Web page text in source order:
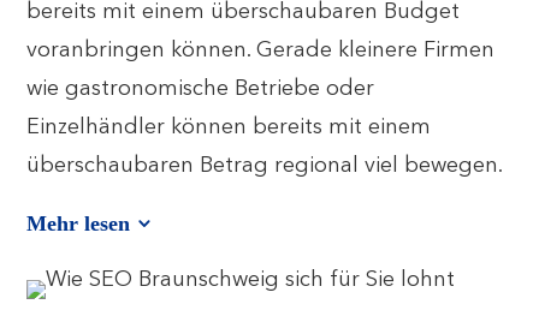
bereits mit einem überschaubaren Budget
voranbringen können. Gerade kleinere Firmen
wie gastronomische Betriebe oder
Einzelhändler können bereits mit einem
überschaubaren Betrag regional viel bewegen.
Mehr lesen